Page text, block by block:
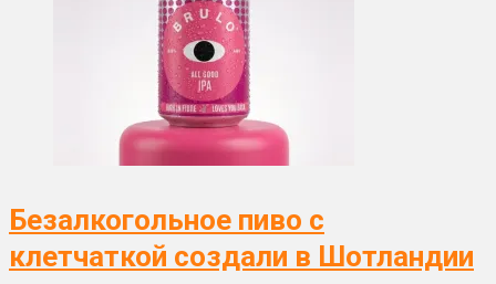
Безалкогольное пиво с
клетчаткой создали в Шотландии